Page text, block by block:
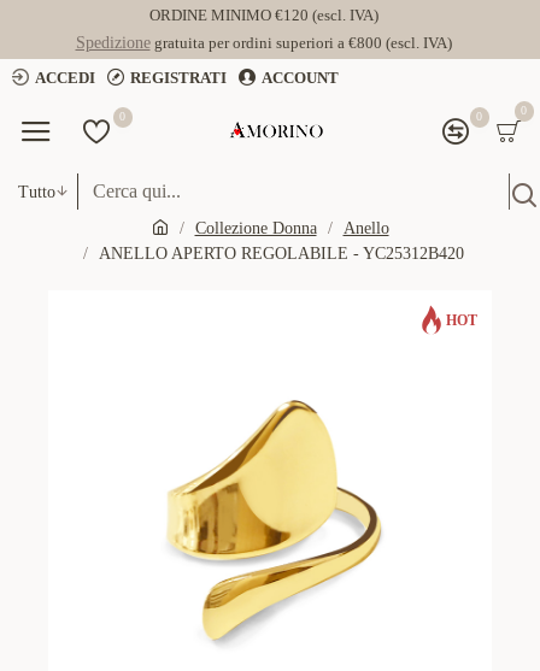
ORDINE MINIMO €120 (escl. IVA)
Spedizionegratuita per ordini superiori a €800 (escl. IVA)
ACCEDI
REGISTRATI ACCOUNT
0 0 0
Tutto
Collezione Donna
Anello
ANELLO APERTO REGOLABILE - YC25312B420
HOT